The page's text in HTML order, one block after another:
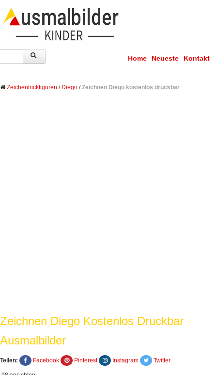
Home Neueste Kontakt
Zeichentrickfiguren / Diego /Zeichnen Diego kostenlos druckbar
Zeichnen Diego Kostenlos Druckbar
Ausmalbilder
Teilen: Facebook Pinterest Instagram Twitter